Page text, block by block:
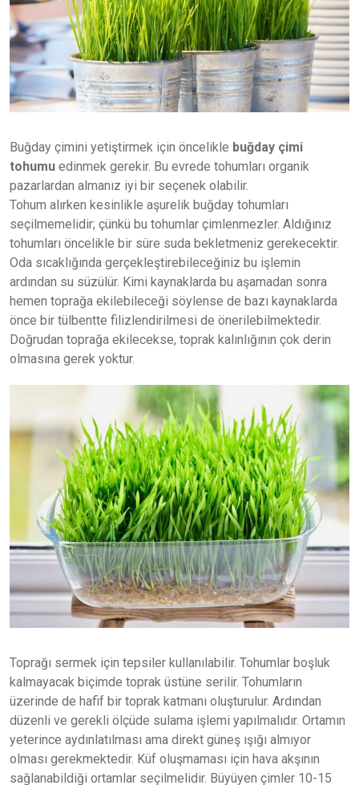
Buğday çimini yetiştirmek için öncelikle buğday çimi
tohumu edinmek gerekir. Bu evrede tohumları organik
pazarlardan almanız iyi bir seçenek olabilir.
Tohum alırken kesinlikle aşurelik buğday tohumları
seçilmemelidir; çünkü bu tohumlar çimlenmezler. Aldığınız
tohumları öncelikle bir süre suda bekletmeniz gerekecektir.
Oda sıcaklığında gerçekleştirebileceğiniz bu işlemin
ardından su süzülür. Kimi kaynaklarda bu aşamadan sonra
hemen toprağa ekilebileceği söylense de bazı kaynaklarda
önce bir tülbentte filizlendirilmesi de önerilebilmektedir.
Doğrudan toprağa ekilecekse, toprak kalınlığının çok derin
olmasına gerek yoktur.
Toprağı sermek için tepsiler kullanılabilir. Tohumlar boşluk
kalmayacak biçimde toprak üstüne serilir. Tohumların
üzerinde de hafif bir toprak katmanı oluşturulur. Ardından
düzenli ve gerekli ölçüde sulama işlemi yapılmalıdır. Ortamın
yeterince aydınlatılması ama direkt güneş ışığı almıyor
olması gerekmektedir. Küf oluşmaması için hava akşının
sağlanabildiği ortamlar seçilmelidir. Büyüyen çimler 10-15